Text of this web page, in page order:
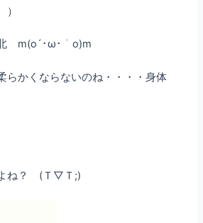
）
m(o´･ω･｀o)m
らかくならないのね・・・・身体
ね？ (Ｔ▽Ｔ;)